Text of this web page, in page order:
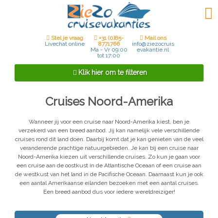
Stel je vraag
Livechat online
+31 (0)85-
8771766
Ma - Vr 09:00
tot 17:00
Mail ons
info@ziezocruis
evakantie.nl
Klik hier om te filteren
Bestemming
Vertrekhaven
Cruises Noord-Amerika
Wanneer jij voor een cruise naar Noord-Amerika kiest, ben je
verzekerd van een breed aanbod. Jij kan namelijk vele verschillende
cruises rond dit land doen. Daarbij komt dat je kan genieten van de veel
veranderende prachtige natuurgebieden. Je kan bij een cruise naar
Noord-Amerika kiezen uit verschillende cruises. Zo kun je gaan voor
een cruise aan de oostkust in de Atlantische Oceaan of een cruise aan
de westkust van het land in de Pacifische Oceaan. Daarnaast kun je ook
een aantal Amerikaanse eilanden bezoeken met een aantal cruises.
Een breed aanbod dus voor iedere wereldreiziger!